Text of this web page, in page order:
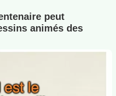
peut
animés des